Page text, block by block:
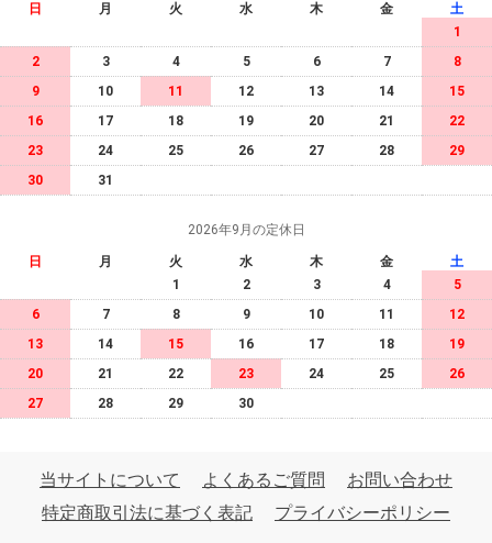
日 月 火 水 木 金
土
1
2
3 4 5 6 7
8
9
10 11 12 13 14
15
16
17 18 19 20 21
22
23
24 25 26 27 28
29
30
31
2026年9月の定休日
日 月 火 水 木 金
土
1
2 3 4
5
6
7 8 9 10 11
12
13
14 15 16 17 18
19
20
21 22 23 24 25
26
27
28 29 30
当サイトについて よくあるご質問
お問い合わせ
特定商取引法に基づく表記
プライバシーポリシー